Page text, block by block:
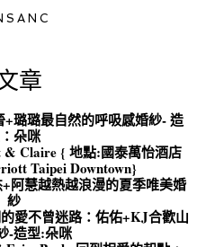
章
璐璐最自然的呼吸感婚紗- 造
朵咪
& Claire { 地點:國泰萬怡酒店
Taipei Downtown}
阿慧越熱越浪漫的夏季唯美婚
紗
愛不曾迷路：佑佑+KJ合歡山
-造型:朵咪